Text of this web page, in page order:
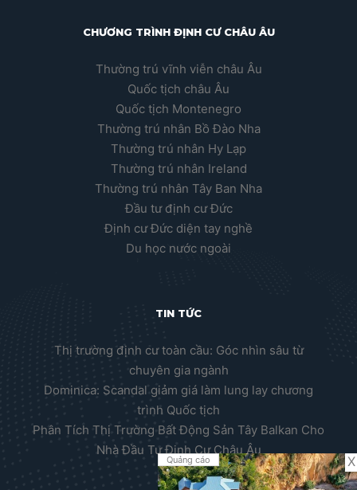
CHƯƠNG TRÌNH ĐỊNH CƯ CHÂU ÂU
Thường trú vĩnh viễn châu Âu
Quốc tịch châu Âu
Quốc tịch Montenegro
Thường trú nhân Bồ Đào Nha
Thường trú nhân Hy Lạp
Thường trú nhân Ireland
Thường trú nhân Tây Ban Nha
Đầu tư định cư Đức
Định cư Đức diện tay nghề
Du học nước ngoài
TIN TỨC
Thị trường định cư toàn cầu: Góc nhìn sâu từ
chuyên gia ngành
Dominica: Scandal giảm giá làm lung lay chương
trình Quốc tịch
Phân Tích Thị Trường Bất Động Sản Tây Balkan Cho
Nhà Đầu Tư Định Cư Châu Âu
Quảng cáo X